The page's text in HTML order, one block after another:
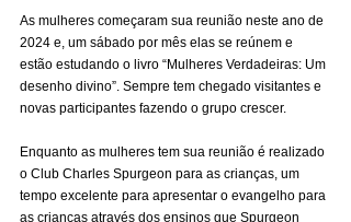
As mulheres começaram sua reunião neste ano de
2024 e, um sábado por mês elas se reúnem e
estão estudando o livro “Mulheres Verdadeiras: Um
desenho divino”. Sempre tem chegado visitantes e
novas participantes fazendo o grupo crescer.
Enquanto as mulheres tem sua reunião é realizado
o Club Charles Spurgeon para as crianças, um
tempo excelente para apresentar o evangelho para
as crianças através dos ensinos que Spurgeon